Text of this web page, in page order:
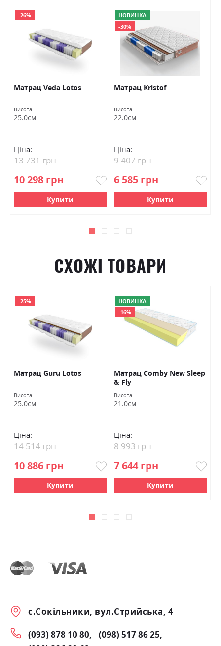
-26%
Матрац Veda Lotos
Висота
25.0см
Ціна:
10 298 грн
13 731 грн
Купити
НОВИНКА
-30%
Матрац Kristof
Висота
22.0см
Ціна:
6 585 грн
9 407 грн
Купити
СХОЖІ ТОВАРИ
-25%
Матрац Guru Lotos
Висота
25.0см
Ціна:
10 886 грн
14 514 грн
Купити
НОВИНКА
-16%
Матрац Comby New Sleep
& Fly
Висота
21.0см
Ціна:
7 644 грн
8 993 грн
Купити
с.Сокільники, вул.Стрийська, 4
(093) 878 10 80
(098) 517 86 25